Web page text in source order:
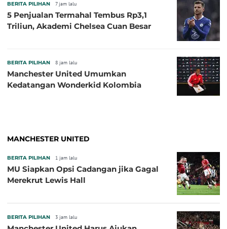
BERITA PILIHAN 7 jam lalu
5 Penjualan Termahal Tembus Rp3,1
Triliun, Akademi Chelsea Cuan Besar
BERITA PILIHAN 8 jam lalu
Manchester United Umumkan
Kedatangan Wonderkid Kolombia
MANCHESTER UNITED
BERITA PILIHAN 1 jam lalu
MU Siapkan Opsi Cadangan jika Gagal
Merekrut Lewis Hall
BERITA PILIHAN 3 jam lalu